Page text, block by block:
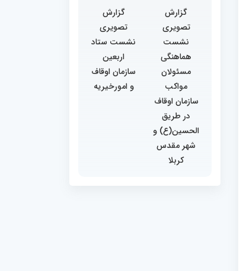
گزارش
تصویری
نشست
هماهنگی
مسئولان
مواکب
سازمان اوقاف
در طریق
الحسین(ع) و
شهر مقدس
کربلا
گزارش
تصویری
نشست ستاد
اربعین
سازمان اوقاف
و امورخیریه